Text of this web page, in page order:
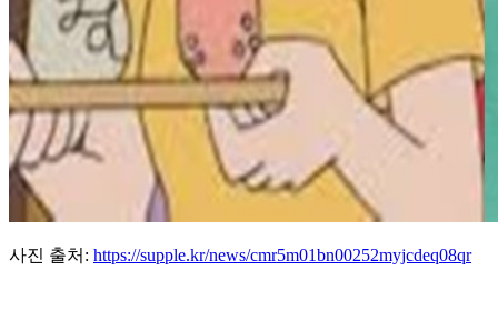
사진 출처: https://supple.kr/news/cmr5m01bn00252myjcdeq08qr